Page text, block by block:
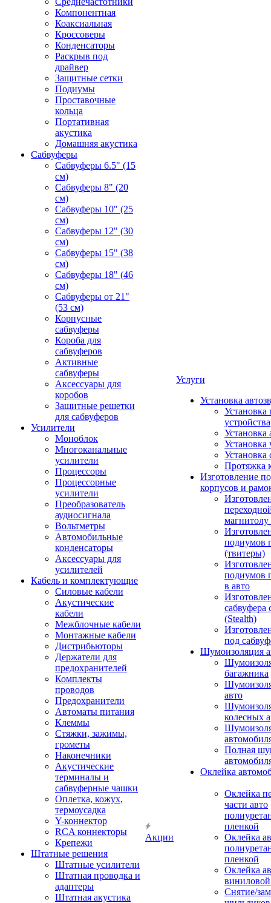
Компонентная
Коаксиальная
Кроссоверы
Конденсаторы
Раскрыв под
драйвер
Защитные сетки
Подиумы
Проставочные
кольца
Портативная
акустика
Домашняя акустика
Сабвуферы
Сабвуферы 6.5" (15
см)
Сабвуферы 8" (20
см)
Сабвуферы 10" (25
см)
Сабвуферы 12" (30
см)
Сабвуферы 15" (38
см)
Сабвуферы 18" (46
см)
Сабвуферы от 21"
(53 см)
Корпусные
сабвуферы
Короба для
сабвуферов
Активные
сабвуферы
Аксессуары для
коробов
Защитные решетки
для сабвуферов
Усилители
Моноблок
Многоканальные
усилители
Процессоры
Процессорные
усилители
Преобразователь
аудиосигнала
Вольтметры
Автомобильные
конденсаторы
Аксессуары для
усилителей
Кабель и комплектующие
Силовые кабели
Акустические
кабели
Межблочные кабели
Монтажные кабели
Дистрибьюторы
Держатели для
предохранителей
Комплекты
проводов
Предохранители
Автоматы питания
Клеммы
Стяжки, зажимы,
грометы
Наконечники
Акустические
терминалы и
сабвуферные чашки
Оплетка, кожух,
термоусадка
Y-коннектор
RCA коннекторы
Крепежи
Штатные решения
Штатные усилители
Штатная проводка и
адаптеры
Штатная акустика
Акции
Услуги
Установка
Установка
устройства
Установка
Установка
Установка
Протяжка
Изготовление
корпусов и
подиумов
(твитеры)
подиумов
в авто
сабвуфера
(Stealth)
под
Шумоизоляция
багажника
авто
колесных
Полная
Оклейка
Оклейка
части авто
пленкой
Оклейка
пленкой
Оклейка
Снятие/